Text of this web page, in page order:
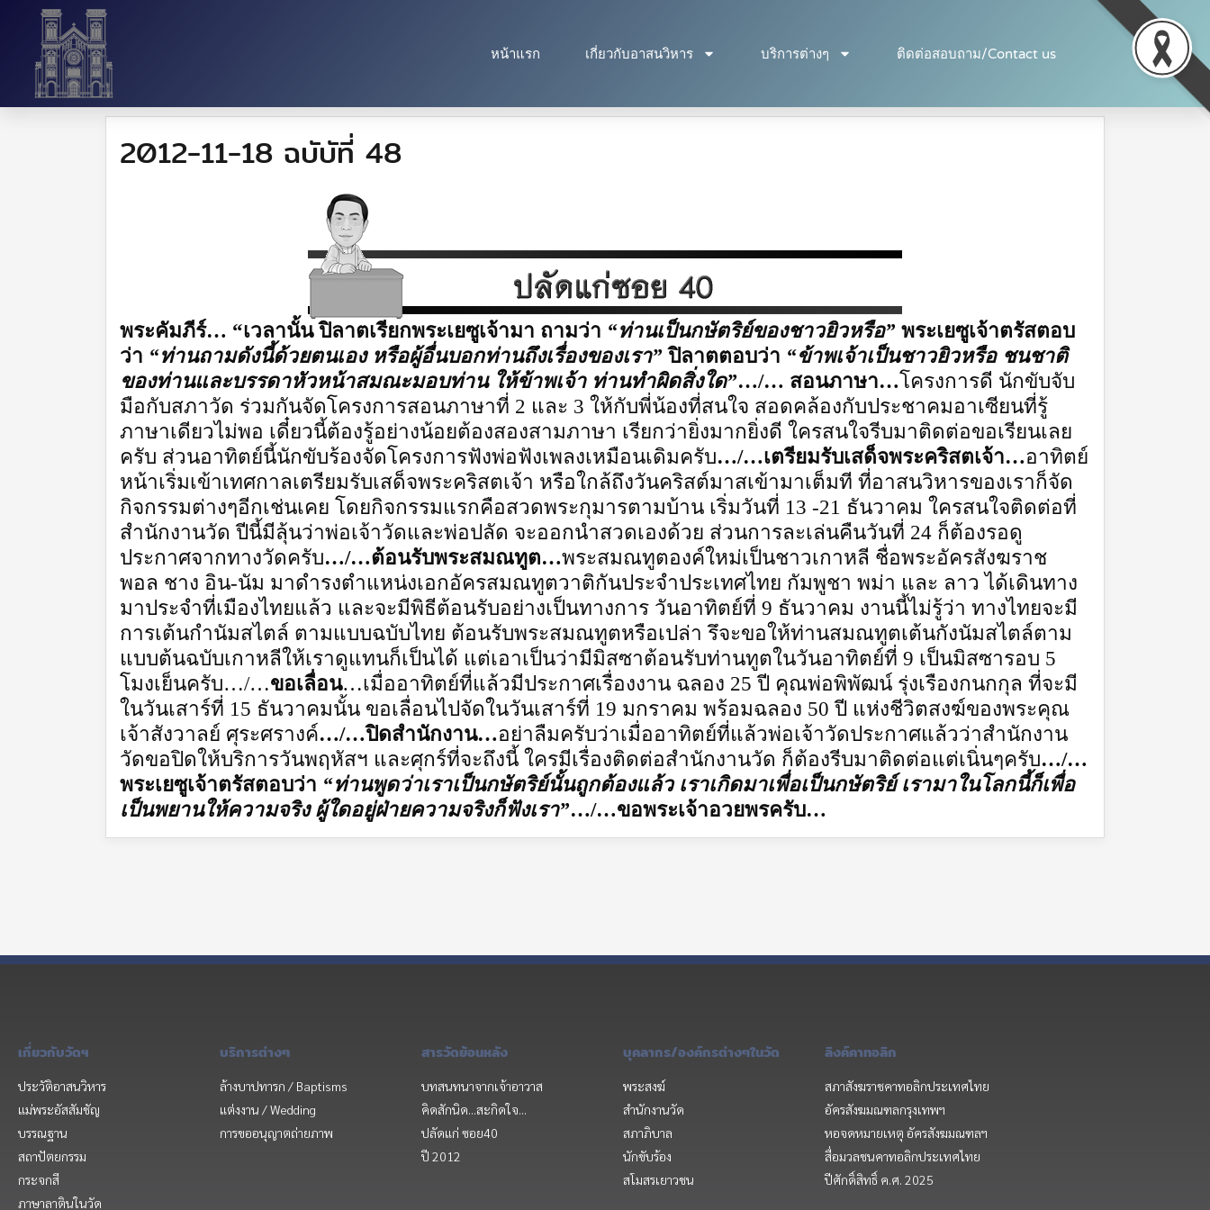
หน้าแรก เกี่ยวกับอาสนวิหาร บริการต่างๆ ติดต่อสอบถาม/Contact us
2012-11-18 ฉบับัที่ 48
พระคัมภีร์… “เวลานั้น ปิลาตเรียกพระเยซูเจ้ามา ถามว่า “ท่านเป็นกษัตริย์ของชาวยิวหรือ” พระเยซูเจ้าตรัสตอบ
ว่า “ท่านถามดังนี้ด้วยตนเอง หรือผู้อื่นบอกท่านถึงเรื่องของเรา”ปิลาตตอบว่า “ข้าพเจ้าเป็นชาวยิวหรือ ชนชาติ
ของท่านและบรรดาหัวหน้าสมณะมอบท่าน ให้ข้าพเจ้า ท่านทำผิดสิ่งใด”…/… สอนภาษา…โครงการดี นักขับจับ
มือกับสภาวัด ร่วมกันจัดโครงการสอนภาษาที่ 2 และ 3 ให้กับพี่น้องที่สนใจ สอดคล้องกับประชาคมอาเซียนที่รู้
ภาษาเดียวไม่พอ เดี๋ยวนี้ต้องรู้อย่างน้อยต้องสองสามภาษา เรียกว่ายิ่งมากยิ่งดี ใครสนใจรีบมาติดต่อขอเรียนเลย
ครับ ส่วนอาทิตย์นี้นักขับร้องจัดโครงการฟังพ่อฟังเพลงเหมือนเดิมครับ…/…เตรียมรับเสด็จพระคริสตเจ้า…อาทิตย์
หน้าเริ่มเข้าเทศกาลเตรียมรับเสด็จพระคริสตเจ้า หรือใกล้ถึงวันคริสต์มาสเข้ามาเต็มที ที่อาสนวิหารของเราก็จัด
กิจกรรมต่างๆอีกเช่นเคย โดยกิจกรรมแรกคือสวดพระกุมารตามบ้าน เริ่มวันที่ 13 -21 ธันวาคม ใครสนใจติดต่อที่
สำนักงานวัด ปีนี้มีลุ้นว่าพ่อเจ้าวัดและพ่อปลัด จะออกนำสวดเองด้วย ส่วนการละเล่นคืนวันที่ 24 ก็ต้องรอดู
ประกาศจากทางวัดครับ…/…ต้อนรับพระสมณทูต…พระสมณทูตองค์ใหม่เป็นชาวเกาหลี ชื่อพระอัครสังฆราช
พอล ชาง อิน-นัม มาดำรงตำแหน่งเอกอัครสมณทูตวาติกันประจำประเทศไทย กัมพูชา พม่า และ ลาว ได้เดินทาง
มาประจำที่เมืองไทยแล้ว และจะมีพิธีต้อนรับอย่างเป็นทางการ วันอาทิตย์ที่ 9 ธันวาคม งานนี้ไม่รู้ว่า ทางไทยจะมี
การเต้นกำนัมสไตล์ ตามแบบฉบับไทย ต้อนรับพระสมณทูตหรือเปล่า รึจะขอให้ท่านสมณทูตเต้นกังนัมสไตล์ตาม
แบบต้นฉบับเกาหลีให้เราดูแทนก็เป็นได้ แต่เอาเป็นว่ามีมิสซาต้อนรับท่านทูตในวันอาทิตย์ที่ 9 เป็นมิสซารอบ 5
โมงเย็นครับ…/…ขอเลื่อน…เมื่ออาทิตย์ที่แล้วมีประกาศเรื่องงาน ฉลอง 25 ปี คุณพ่อพิพัฒน์ รุ่งเรืองกนกกุล ที่จะมี
ในวันเสาร์ที่ 15 ธันวาคมนั้น ขอเลื่อนไปจัดในวันเสาร์ที่ 19 มกราคม พร้อมฉลอง 50 ปี แห่งชีวิตสงฆ์ของพระคุณ
เจ้าสังวาลย์ ศุระศรางค์…/…ปิดสำนักงาน…อย่าลืมครับว่าเมื่ออาทิตย์ที่แล้วพ่อเจ้าวัดประกาศแล้วว่าสำนักงาน
วัดขอปิดให้บริการวันพฤหัสฯ และศุกร์ที่จะถึงนี้ ใครมีเรื่องติดต่อสำนักงานวัด ก็ต้องรีบมาติดต่อแต่เนิ่นๆครับ…/…
พระเยซูเจ้าตรัสตอบว่า “ท่านพูดว่าเราเป็นกษัตริย์นั้นถูกต้องแล้ว เราเกิดมาเพื่อเป็นกษัตริย์ เรามาในโลกนี้ก็เพื่อ
เป็นพยานให้ความจริง ผู้ใดอยู่ฝ่ายความจริงก็ฟังเรา”…/…ขอพระเจ้าอวยพรครับ…
เกี่ยวกับวัดฯ
ประวัติอาสนวิหาร
แม่พระอัสสัมชัญ
บรรณฐาน
สถาปัตยกรรม
กระจกสี
ภาษาลาตินในวัด
บริการต่างๆ
ล้างบาปทารก / Baptisms
แต่งงาน / Wedding
การขออนุญาตถ่ายภาพ
สารวัดย้อนหลัง
บทสนทนาจากเจ้าอาวาส
คิดสักนิด...สะกิดใจ...
ปลัดแก่ ซอย40
ปี 2012
บุคลากร/องค์กรต่างๆในวัด
พระสงฆ์
สำนักงานวัด
สภาภิบาล
นักขับร้อง
สโมสรเยาวชน
ลิงค์คาทอลิก
สภาสังฆราชคาทอลิกประเทศไทย
อัครสังฆมณฑลกรุงเทพฯ
หอจดหมายเหตุ อัครสังฆมณฑลฯ
สื่อมวลชนคาทอลิกประเทศไทย
ปีศักดิ์สิทธิ์ ค.ศ. 2025